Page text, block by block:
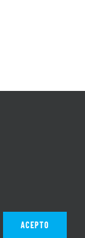
ACEPTO